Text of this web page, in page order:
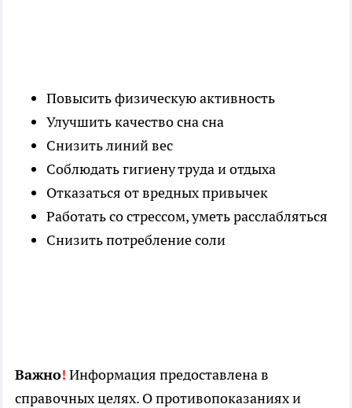
Повысить физическую активность
Улучшить качество сна сна
Снизить линий вес
Соблюдать гигиену труда и отдыха
Отказаться от вредных привычек
Работать со стрессом, уметь расслабляться
Снизить потребление соли
Важно! Информация предоставлена в
справочных целях. О противопоказаниях и